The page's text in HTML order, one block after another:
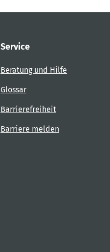
Service
Beratung und Hilfe
Glossar
Barrierefreiheit
Barriere melden